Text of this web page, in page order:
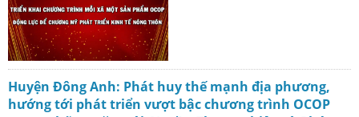
Huyện Đông Anh: Phát huy thế mạnh địa phương,
hướng tới phát triển vượt bậc chương trình OCOP